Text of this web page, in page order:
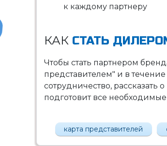
к каждому партнеру
КАКСТАТЬ
Чтобы стать партнером
представителем" и в
сотрудничество, рассказать
подготовит все
карта представителей